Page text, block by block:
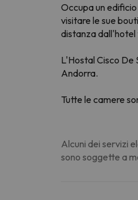
Occupa un
visitare le sue
distanza dall'hotel
L'Hostal Cisco De
Andorra.
Tutte le camere
Alcuni dei servizi
sono soggette a